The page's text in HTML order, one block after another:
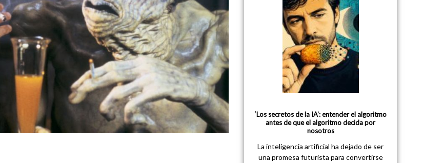
‘Los secretos de la IA’: entender el algoritmo
antes de que el algoritmo decida por
nosotros
La inteligencia artificial ha dejado de ser
una promesa futurista para convertirse